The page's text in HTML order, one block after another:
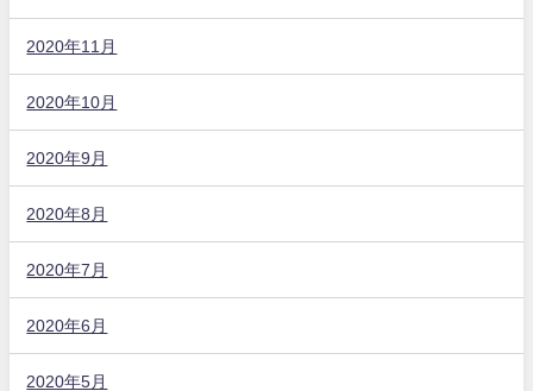
2020年11月
2020年10月
2020年9月
2020年8月
2020年7月
2020年6月
2020年5月